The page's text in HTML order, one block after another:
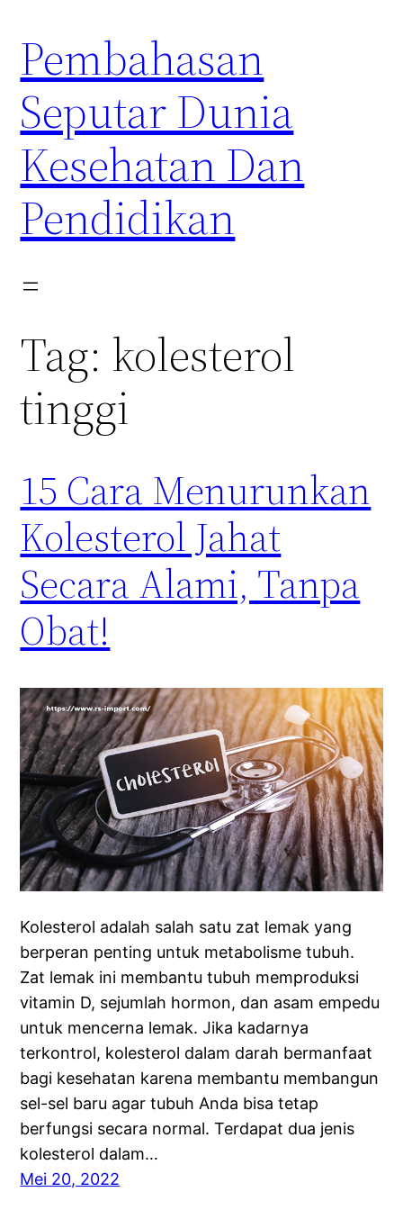
content
Pembahasan
Seputar Dunia
Kesehatan Dan
Pendidikan
Tag: kolesterol
tinggi
15 Cara Menurunkan
Kolesterol Jahat
Secara Alami, Tanpa
Obat!
Kolesterol adalah salah satu zat lemak yang
berperan penting untuk metabolisme tubuh.
Zat lemak ini membantu tubuh memproduksi
vitamin D, sejumlah hormon, dan asam empedu
untuk mencerna lemak. Jika kadarnya
terkontrol, kolesterol dalam darah bermanfaat
bagi kesehatan karena membantu membangun
sel-sel baru agar tubuh Anda bisa tetap
berfungsi secara normal. Terdapat dua jenis
kolesterol dalam…
Mei 20, 2022